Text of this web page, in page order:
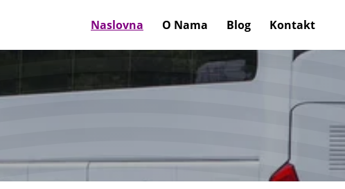
Naslovna O Nama Blog Kontakt